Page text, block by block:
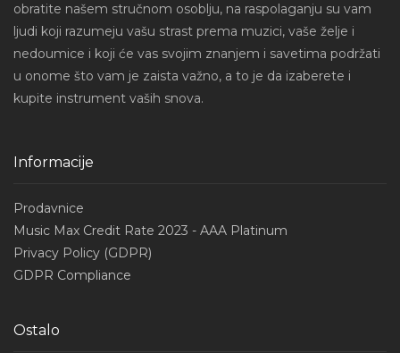
obratite našem stručnom osoblju, na raspolaganju su vam
ljudi koji razumeju vašu strast prema muzici, vaše želje i
nedoumice i koji će vas svojim znanjem i savetima podržati
u onome što vam je zaista važno, a to je da izaberete i
kupite instrument vaših snova.
Informacije
Prodavnice
Music Max Credit Rate 2023 - AAA Platinum
Privacy Policy (GDPR)
GDPR Compliance
Ostalo